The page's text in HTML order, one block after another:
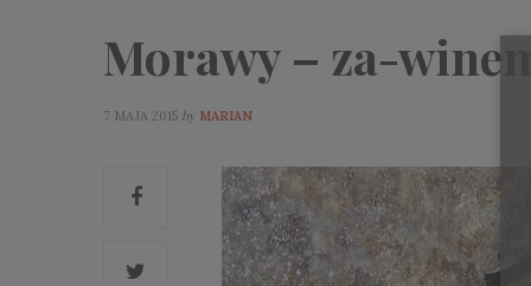
Morawy – za-
7 MAJA 2015 by MARIAN